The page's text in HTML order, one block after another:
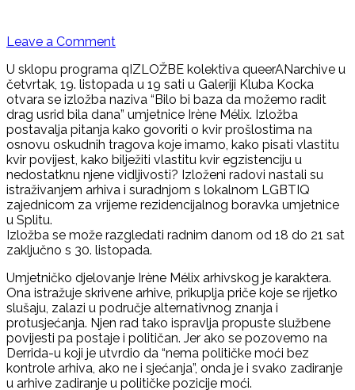
Leave a Commenton
/
Irène
Mélix:
Bilo
bi
baza
da
možemo
radit
drag
bila
dana
U sklopu programa qIZLOŽBE kolektiva queerANarchive u
četvrtak, 19. listopada u 19 sati u Galeriji Kluba Kocka
otvara se izložba naziva “Bilo bi baza da možemo radit
drag usrid bila dana” umjetnice Irène Mélix. Izložba
postavalja pitanja kako govoriti o kvir prošlostima na
osnovu oskudnih tragova koje imamo, kako pisati vlastitu
kvir povijest, kako bilježiti vlastitu kvir egzistenciju u
nedostatknu njene vidljivosti? Izloženi radovi nastali su
istraživanjem arhiva i suradnjom s lokalnom LGBTIQ
zajednicom za vrijeme rezidencijalnog boravka umjetnice
u Splitu.
Izložba se može razgledati radnim danom od 18 do 21 sat
zaključno s 30. listopada.
Umjetničko djelovanje Irène Mélix arhivskog je karaktera.
Ona istražuje skrivene arhive, prikuplja priče koje se rijetko
slušaju, zalazi u područje alternativnog znanja i
protusjećanja. Njen rad tako ispravlja propuste službene
povijesti pa postaje i političan. Jer ako se pozovemo na
Derrida-u koji je utvrdio da “nema političke moći bez
kontrole arhiva, ako ne i sjećanja”, onda je i svako zadiranje
u arhive zadiranje u političke pozicije moći.